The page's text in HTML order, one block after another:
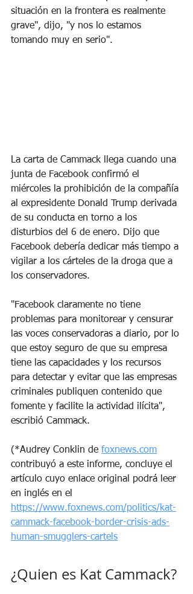
situación en la frontera es realmente
grave", dijo, "y nos lo estamos
tomando muy en serio".
La carta de Cammack llega cuando una
junta de Facebook confirmó el
miércoles la prohibición de la compañía
al expresidente Donald Trump derivada
de su conducta en torno a los
disturbios del 6 de enero. Dijo que
Facebook debería dedicar más tiempo a
vigilar a los cárteles de la droga que a
los conservadores.
"Facebook claramente no tiene
problemas para monitorear y censurar
las voces conservadoras a diario, por lo
que estoy seguro de que su empresa
tiene las capacidades y los recursos
para detectar y evitar que las empresas
criminales publiquen contenido que
fomente y facilite la actividad ilícita",
escribió Cammack.
(*Audrey Conklin de foxnews.com
contribuyó a este informe, concluye el
artículo cuyo enlace original podrá leer
en inglés en el
https://www.foxnews.com/politics/kat-
cammack-facebook-border-crisis-ads-
human-smugglers-cartels
¿Quien es Kat Cammack?